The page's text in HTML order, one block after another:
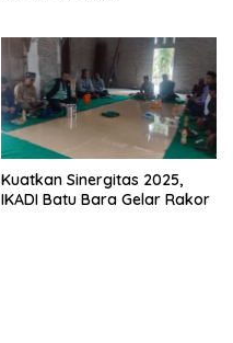
Kuatkan Sinergitas 2025,
IKADI Batu Bara Gelar Rakor